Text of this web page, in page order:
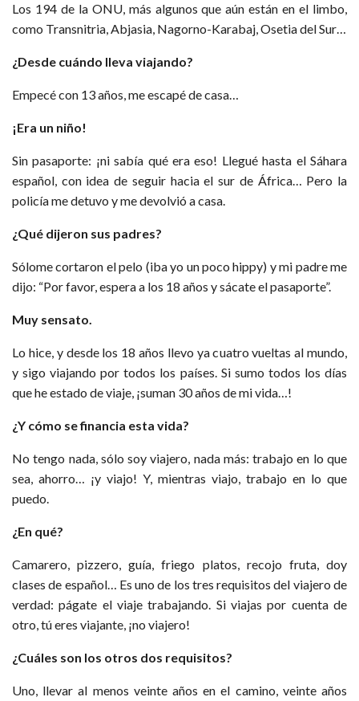
Los 194 de la ONU, más algunos que aún están en el limbo,
como Transnitria, Abjasia, Nagorno-Karabaj, Osetia del Sur…
¿Desde cuándo lleva viajando?
Empecé con 13 años, me escapé de casa…
¡Era un niño!
Sin pasaporte: ¡ni sabía qué era eso! Llegué hasta el Sáhara
español, con idea de seguir hacia el sur de África… Pero la
policía me detuvo y me devolvió a casa.
¿Qué dijeron sus padres?
Sólome cortaron el pelo (iba yo un poco hippy) y mi padre me
dijo: “Por favor, espera a los 18 años y sácate el pasaporte”.
Muy sensato.
Lo hice, y desde los 18 años llevo ya cuatro vueltas al mundo,
y sigo viajando por todos los países. Si sumo todos los días
que he estado de viaje, ¡suman 30 años de mi vida…!
¿Y cómo se financia esta vida?
No tengo nada, sólo soy viajero, nada más: trabajo en lo que
sea, ahorro… ¡y viajo! Y, mientras viajo, trabajo en lo que
puedo.
¿En qué?
Camarero, pizzero, guía, friego platos, recojo fruta, doy
clases de español… Es uno de los tres requisitos del viajero de
verdad: págate el viaje trabajando. Si viajas por cuenta de
otro, tú eres viajante, ¡no viajero!
¿Cuáles son los otros dos requisitos?
Uno, llevar al menos veinte años en el camino, veinte años